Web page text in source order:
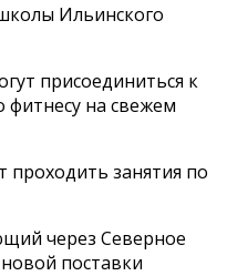
Ильинского
присоединиться к
на свежем
проходить занятия по
через Северное
поставки